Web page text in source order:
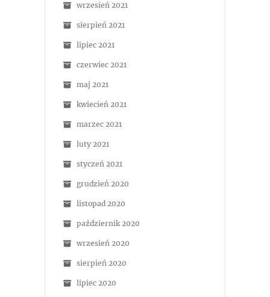
wrzesień 2021
sierpień 2021
lipiec 2021
czerwiec 2021
maj 2021
kwiecień 2021
marzec 2021
luty 2021
styczeń 2021
grudzień 2020
listopad 2020
październik 2020
wrzesień 2020
sierpień 2020
lipiec 2020